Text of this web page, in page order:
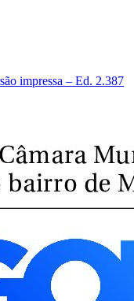
impressa – Ed. 2.387